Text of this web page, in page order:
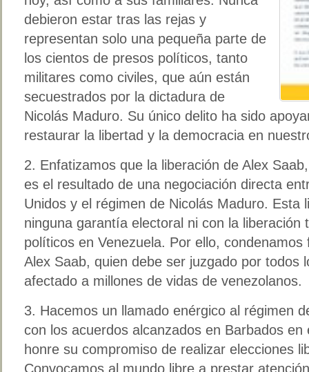
debieron estar tras las rejas y
representan solo una pequeña parte de
los cientos de presos políticos, tanto
militares como civiles, que aún están
secuestrados por la dictadura de
Nicolás Maduro. Su único delito ha sido
restaurar la libertad y la democracia en
2. Enfatizamos que la liberación de Alex
es el resultado de una negociación directa
Unidos y el régimen de Nicolás Maduro. Esta
ninguna garantía electoral ni con la liberación
políticos en Venezuela. Por ello,
Alex Saab, quien debe ser juzgado por todos
afectado a millones de vidas de venezolanos.
3. Hacemos un llamado enérgico al régimen
con los acuerdos alcanzados en Barbados
honre su compromiso de realizar elecciones
Convocamos al mundo libre a prestar